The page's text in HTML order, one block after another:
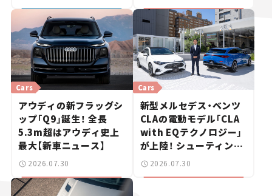
Cars
アウディの新フラッグシ
ップ「Q9」誕生！ 全長
5.3m超はアウディ史上
最大【新車ニュース】
2026.07.30
Cars
新型メルセデス・ベンツ
CLAの電動モデル「CLA
with EQテクノロジー」
が上陸！ シューティング
ブレークも発売【新車ニ
2026.07.30